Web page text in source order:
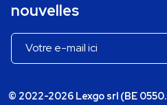
nouvelles
© 2022-2026 Lexgo srl (BE